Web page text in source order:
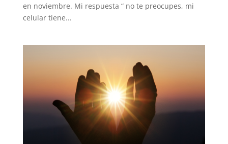
en noviembre. Mi respuesta “ no te preocupes, mi
celular tiene...